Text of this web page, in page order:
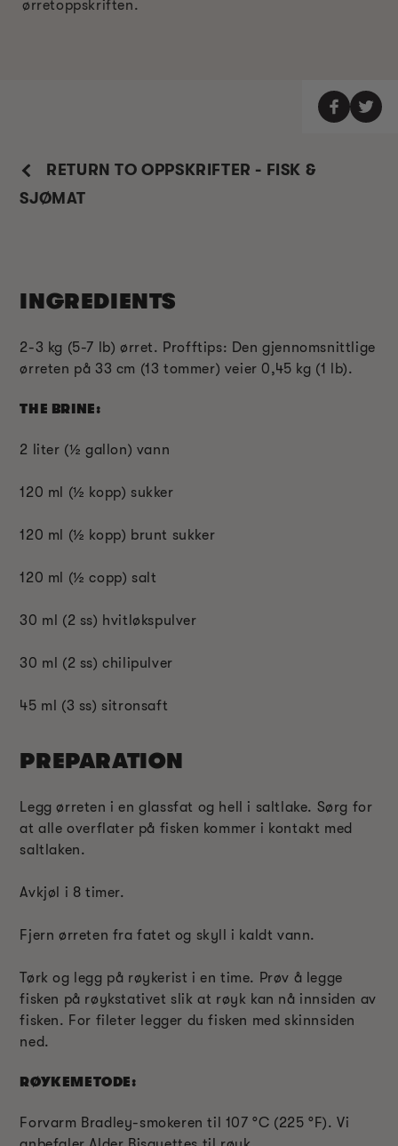
ørretoppskriften.
RETURN TO OPPSKRIFTER - FISK &
SJØMAT
INGREDIENTS
2-3 kg (5-7 lb) ørret. Profftips: Den gjennomsnittlige
ørreten på 33 cm (13 tommer) veier 0,45 kg (1 lb).
THE BRINE:
2 liter (½ gallon) vann
120 ml (½ kopp) sukker
120 ml (½ kopp) brunt sukker
120 ml (½ copp) salt
30 ml (2 ss) hvitløkspulver
30 ml (2 ss) chilipulver
45 ml (3 ss) sitronsaft
PREPARATION
Legg ørreten i en glassfat og hell i saltlake. Sørg for
at alle overflater på fisken kommer i kontakt med
saltlaken.
Avkjøl i 8 timer.
Fjern ørreten fra fatet og skyll i kaldt vann.
Tørk og legg på røykerist i en time. Prøv å legge
fisken på røykstativet slik at røyk kan nå innsiden av
fisken. For fileter legger du fisken med skinnsiden
ned.
RØYKEMETODE:
Forvarm Bradley-smokeren til 107 °C (225 °F). Vi